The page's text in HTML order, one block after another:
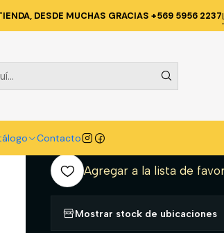
Contacto
DESDE MUCHAS GRACIAS +569 5956 2237
RESPIRADOR MEDIO ROSTRO ERGONIC
|
RESPIRADOR
200S TALLA M
Cantidad
Agregar a la lista de
Mostrar stock de ubicaciones